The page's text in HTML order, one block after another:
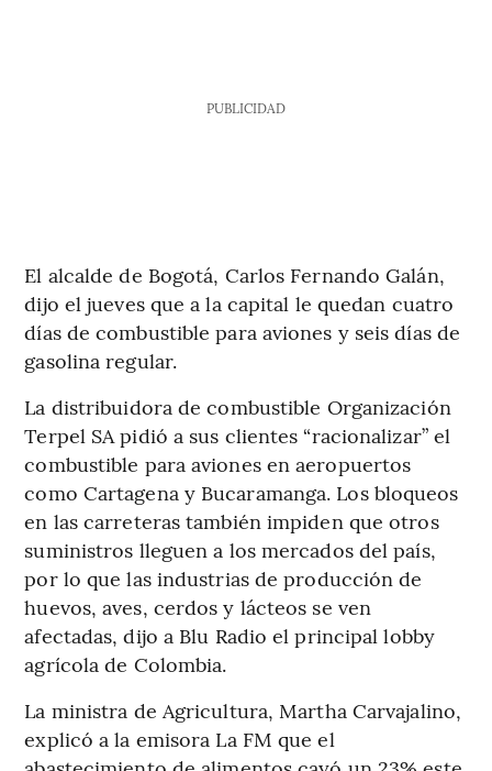
PUBLICIDAD
El alcalde de Bogotá, Carlos Fernando Galán,
dijo el jueves que a la capital le quedan cuatro
días de combustible para aviones y seis días de
gasolina regular.
La distribuidora de combustible Organización
Terpel SA pidió a sus clientes “racionalizar” el
combustible para aviones en aeropuertos
como Cartagena y Bucaramanga. Los bloqueos
en las carreteras también impiden que otros
suministros lleguen a los mercados del país,
por lo que las industrias de producción de
huevos, aves, cerdos y lácteos se ven
afectadas, dijo a Blu Radio el principal lobby
agrícola de Colombia.
La ministra de Agricultura, Martha Carvajalino,
explicó a la emisora La FM que el